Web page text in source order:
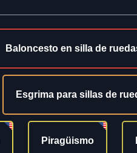
Baloncesto en silla de
Esgrima para sillas de
Piragüismo